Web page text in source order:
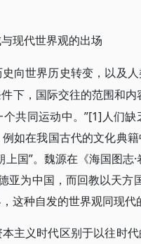
现代世界观的出场
向世界历史转变，以及
下，国际交往的范围和
共同运动中。”[1]人们
如在我国古代的文化典籍
上国”。魏源在《海国图
为中国，而回教以天方
这种自发的世界观同现代
主义时代区别于以往时